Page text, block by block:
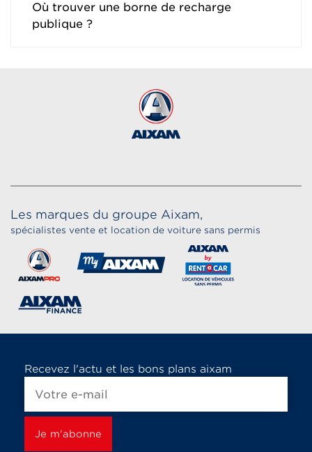
Où trouver une borne de recharge
publique ?
Les marques du groupe Aixam,
spécialistes vente et location de voiture sans permis
Recevez l'actu et les bons plans aixam